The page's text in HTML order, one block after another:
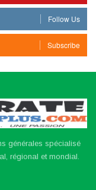
Follow Us
Subscribe
générales spécialisé
régional et mondial.